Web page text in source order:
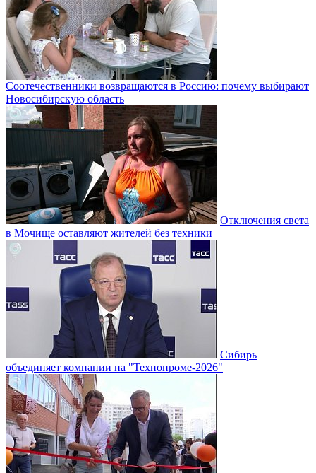
Соотечественники возвращаются в Россию: почему выбирают
Новосибирскую область
Отключения света
в Мочище оставляют жителей без техники
Сибирь
объединяет компании на "Технопроме-2026"